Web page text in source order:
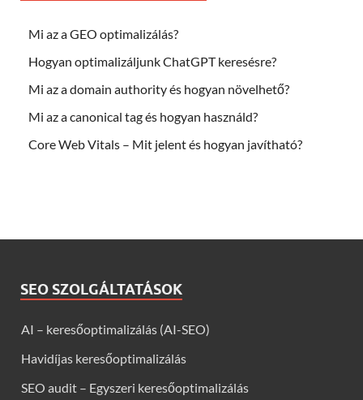
Mi az a GEO optimalizálás?
Hogyan optimalizáljunk ChatGPT keresésre?
Mi az a domain authority és hogyan növelhető?
Mi az a canonical tag és hogyan használd?
Core Web Vitals – Mit jelent és hogyan javítható?
SEO SZOLGÁLTATÁSOK
AI – keresőoptimalizálás (AI-SEO)
Havidíjas keresőoptimalizálás
SEO audit – Egyszeri keresőoptimalizálás